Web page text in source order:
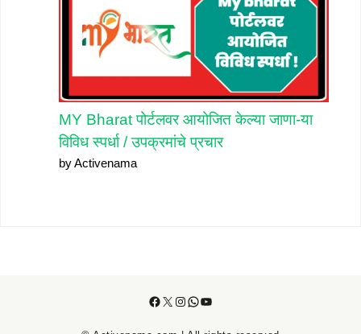
MY Bharat पोर्टलवर आयोजित केल्या जाणा-या
विविध स्पर्धा / उपक्रमांचे प्रचार
by Activenama
Facebook
X Instagram
WhatsApp
YouTube